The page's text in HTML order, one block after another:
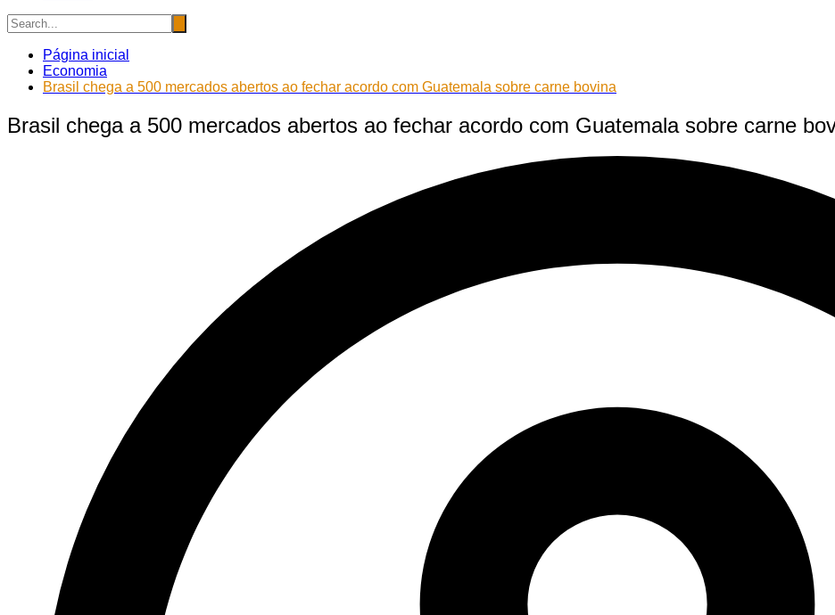
Página inicial
Economia
Brasil chega a 500 mercados abertos ao fechar acordo com Guatemala sobre carne bovina
Brasil chega a 500 mercados abertos ao fechar acordo com Guatemala sobre carne